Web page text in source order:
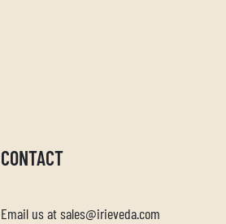
CONTACT
Email us at sales@irieveda.com